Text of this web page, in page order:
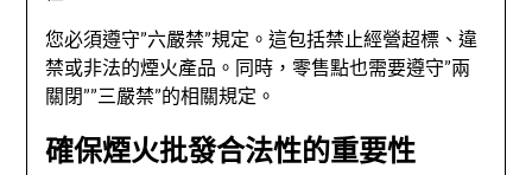
您必須遵守”六嚴禁”規定。這包括禁止經營超標、違
禁或非法的煙火產品。同時，零售點也需要遵守”兩
關閉””三嚴禁”的相關規定。
確保煙火批發合法性的重要性